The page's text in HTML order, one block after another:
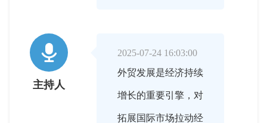

主持人
2025-07-24 16:03:00
外贸发展是经济持续
增长的重要引擎，对
拓展国际市场拉动经